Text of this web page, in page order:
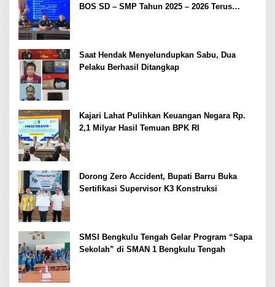
BOS SD – SMP Tahun 2025 – 2026 Terus
Saat Hendak Menyelundupkan Sabu, Dua
Pelaku Berhasil Ditangkap
Kajari Lahat Pulihkan Keuangan Negara Rp.
2,1 Milyar Hasil Temuan BPK RI
Dorong Zero Accident, Bupati Barru Buka
Sertifikasi Supervisor K3 Konstruksi
SMSI Bengkulu Tengah Gelar Program “Sapa
Sekolah” di SMAN 1 Bengkulu Tengah